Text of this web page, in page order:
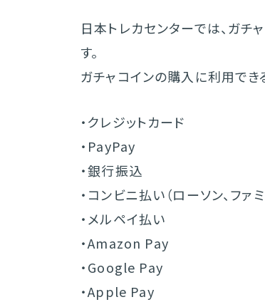
日本トレカセンターでは、ガチ
す。
ガチャコインの購入に利用でき
・クレジットカード
・PayPay
・銀行振込
・コンビニ払い（ローソン、ファ
・メルペイ払い
・Amazon Pay
・Google Pay
・Apple Pay